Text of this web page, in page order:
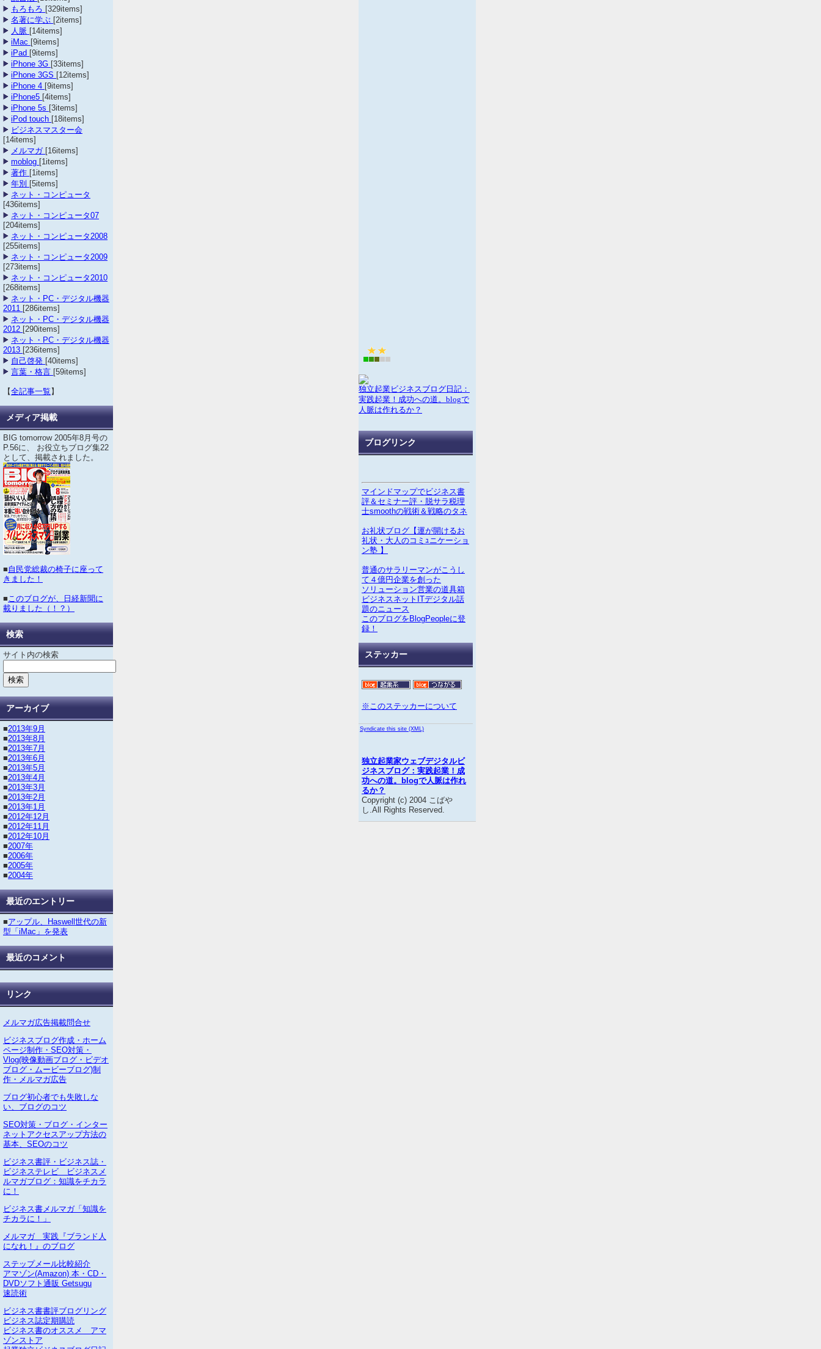
もろもろ [329items]
名著に学ぶ [2items]
人脈 [14items]
iMac [9items]
iPad [9items]
iPhone 3G [33items]
iPhone 3GS [12items]
iPhone 4 [9items]
iPhone5 [4items]
iPhone 5s [3items]
iPod touch [18items]
ビジネスマスター会
[14items]
メルマガ [16items]
moblog [1items]
著作 [1items]
年別 [5items]
ネット・コンピュータ
[436items]
ネット・コンピュータ07
[204items]
ネット・コンピュータ2008
[255items]
ネット・コンピュータ2009
[273items]
ネット・コンピュータ2010
[268items]
ネット・PC・デジタル機器
2011 [286items]
ネット・PC・デジタル機器
2012 [290items]
ネット・PC・デジタル機器
2013 [236items]
自己啓発 [40items]
言葉・格言 [59items]
【全記事一覧 】
メディア掲載
BIG tomorrow 2005年8月号の
P.56に、 お役立ちブログ集22
として、掲載されました。
■自民党総裁の椅子に座って
きました！
■このブログが、日経新聞に
載りました（！？）
検索
サイト内の検索
アーカイブ
■2013年9月
■2013年8月
■2013年7月
■2013年6月
■2013年5月
■2013年4月
■2013年3月
■2013年2月
■2013年1月
■2012年12月
■2012年11月
■2012年10月
■2007年
■2006年
■2005年
■2004年
最近のエントリー
■アップル、Haswell世代の新
型「iMac」を発表
最近のコメント
リンク
メルマガ広告掲載問合せ
ビジネスブログ作成・ホーム
ページ制作・SEO対策・
Vlog(映像動画ブログ・ビデオ
ブログ・ムービーブログ)制
作・メルマガ広告
ブログ初心者でも失敗しな
い、ブログのコツ
SEO対策・ブログ・インター
ネットアクセスアップ方法の
基本、SEOのコツ
ビジネス書評・ビジネス誌・
ビジネステレビ ビジネスメ
ルマガブログ：知識をチカラ
に！
ビジネス書メルマガ「知識を
チカラに！」
メルマガ 実践『ブランド人
になれ！』のブログ
ステップメール比較紹介
アマゾン(Amazon) 本・CD・
DVDソフト通販 Getsugu
速読術
ビジネス書書評ブログリング
ビジネス誌定期購読
ビジネス書のオススメ アマ
ゾンストア
独立起業ビジネスブログ日記：
実践起業！成功への道。blogで
人脈は作れるか？
ブログリンク
マインドマップでビジネス書
評＆セミナー評・脱サラ税理
士smoothの戦術＆戦略のタネ
お礼状ブログ【運が開けるお
礼状・大人のコミｭニケーショ
ン塾 】
普通のサラリーマンがこうし
て４億円企業を創った
ソリューション営業の道具箱
ビジネスネットITデジタル話
題のニュース
このブログをBlogPeopleに登
録！
ステッカー
※このステッカーについて
Syndicate this site (XML)
独立起業家ウェブデジタルビ
ジネスブログ：実践起業！成
功への道。blogで人脈は作れ
るか？
Copyright (c) 2004 こばや
し.All Rights Reserved.